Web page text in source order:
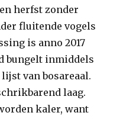
herfst zonder
fluitende vogels
is anno 2017
bungelt inmiddels
van bosareaal.
laag.
kaler, want